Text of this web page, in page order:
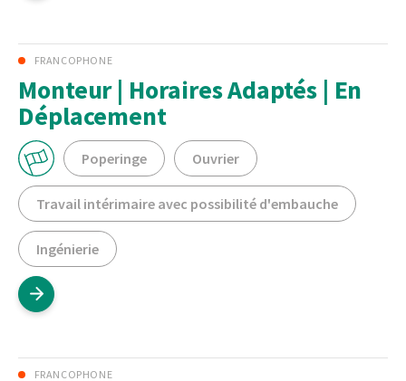
FRANCOPHONE
Monteur | Horaires Adaptés | En
Déplacement
Poperinge Ouvrier
Travail intérimaire avec possibilité d'embauche
Ingénierie
FRANCOPHONE